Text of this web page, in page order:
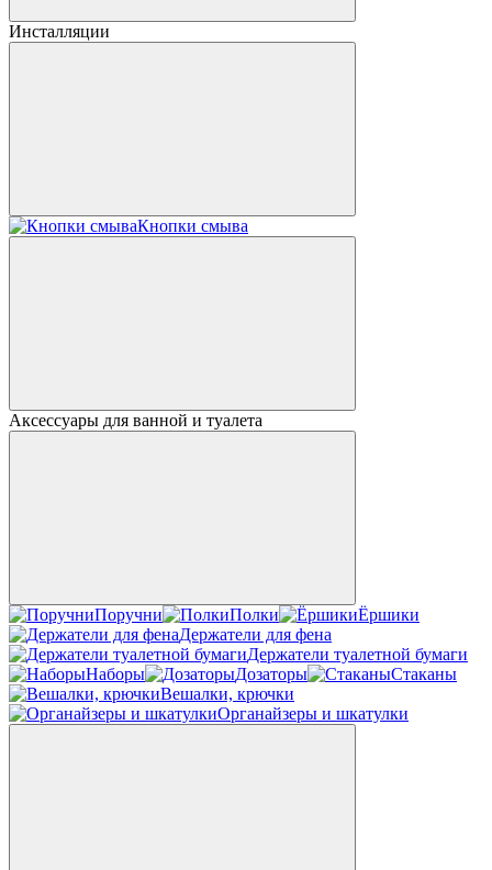
Инсталляции
Кнопки смыва
Аксессуары для ванной и туалета
Поручни Полки
Ёршики
Держатели для фена
Держатели туалетной бумаги
Наборы
Дозаторы
Стаканы
Вешалки, крючки
Органайзеры и шкатулки